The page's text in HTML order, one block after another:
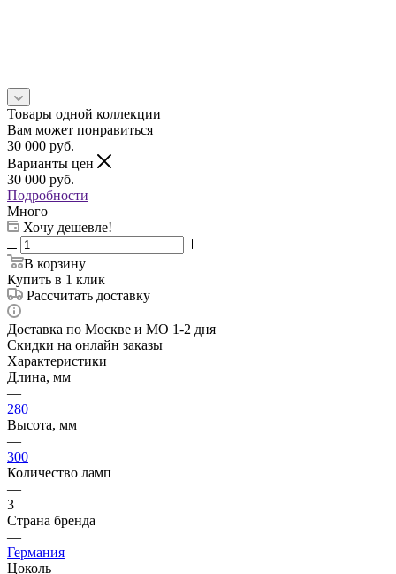
Товары одной коллекции
Вам может понравиться
30 000 руб.
Варианты цен
30 000 руб.
Подробности
Много
Хочу дешевле!
В корзину
Купить в 1 клик
Рассчитать доставку
Доставка по Москве и МО 1-2 дня
Скидки на онлайн заказы
Характеристики
Длина, мм
—
280
Высота, мм
—
300
Количество ламп
—
3
Страна бренда
—
Германия
Цоколь